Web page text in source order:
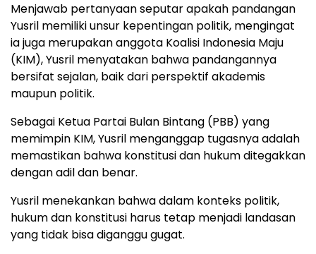
Menjawab pertanyaan seputar apakah pandangan
Yusril memiliki unsur kepentingan politik, mengingat
ia juga merupakan anggota Koalisi Indonesia Maju
(KIM), Yusril menyatakan bahwa pandangannya
bersifat sejalan, baik dari perspektif akademis
maupun politik.
Sebagai Ketua Partai Bulan Bintang (PBB) yang
memimpin KIM, Yusril menganggap tugasnya adalah
memastikan bahwa konstitusi dan hukum ditegakkan
dengan adil dan benar.
Yusril menekankan bahwa dalam konteks politik,
hukum dan konstitusi harus tetap menjadi landasan
yang tidak bisa diganggu gugat.